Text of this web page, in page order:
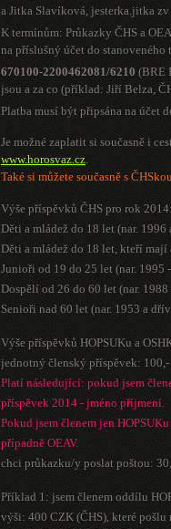
a Jitka Slavíková, jesterka.jitka
K termínům: Průkazky ČHS a
na příslušný účet do
670100-2200462081/6210 (BRE
jsou a za co (příklad: Jiří Belza,
Platba musí být připsána na účet
Je možné zaplatit si současně i
www.horosvaz.cz.
Také si můžete současně s
Výše příspěvků ČHS pro rok 2014:
Děti a mládež do 18 let (nar.
Děti a mládež do 18 let, kteří mají
Junioři od 19 do 25 let (nar. 1995
Dospělí od 26 do 60 let (nar.
Senioři nad 60 let (nar. 1953 a
Výše příspěvků HOPSUKu a
jednotný členský příspěvek:
Platí následující: pokud jsem
příspěvek 2014 - jméno příjmení.
Pokud jsem členem jen
případně OEAV.
chci průkazku/y poslat poštou:
Příklad 1: jsem členem oddílu
výši: 400 CZK (ČHS), které pošlu